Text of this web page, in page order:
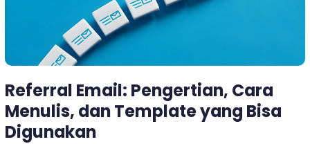
Referral Email: Pengertian, Cara
Menulis, dan Template yang Bisa
Digunakan